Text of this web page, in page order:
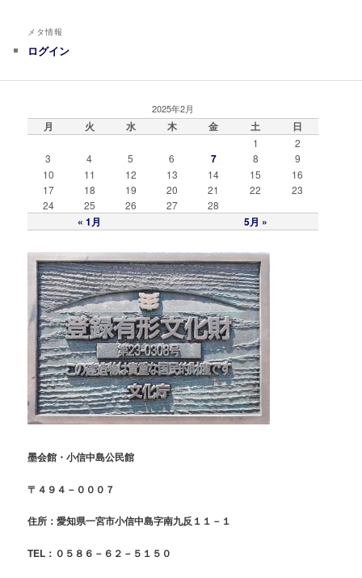
メタ情報
ログイン
2025年2月
月 火 水 木 金 土 日
« 1月 5月 »
1
2
3
4 5 6 7 8
9
10
11 12 13 14 15
16
17
18 19 20 21 22
23
24
25 26 27 28
墨会館・小信中島公民館
〒４９４－０００７
住所：愛知県一宮市小信中島字南九反１１－１
TEL：０５８６－６２－５１５０